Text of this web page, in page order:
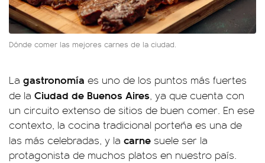
Dónde comer las mejores carnes de la ciudad.
La gastronomía es uno de los puntos más fuertes
de la Ciudad de Buenos Aires, ya que cuenta con
un circuito extenso de sitios de buen comer. En ese
contexto, la cocina tradicional porteña es una de
las más celebradas, y la carne suele ser la
protagonista de muchos platos en nuestro país.